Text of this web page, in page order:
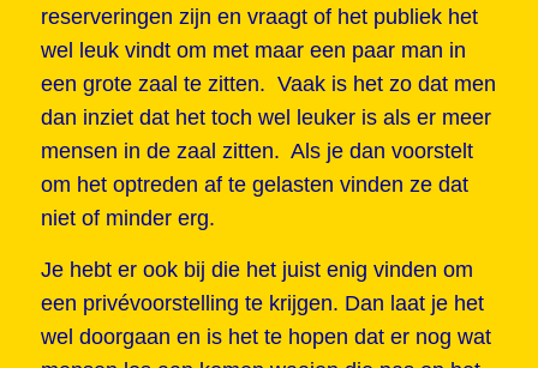
reserveringen zijn en vraagt of het publiek het
wel leuk vindt om met maar een paar man in
een grote zaal te zitten. Vaak is het zo dat men
dan inziet dat het toch wel leuker is als er meer
mensen in de zaal zitten. Als je dan voorstelt
om het optreden af te gelasten vinden ze dat
niet of minder erg.
Je hebt er ook bij die het juist enig vinden om
een privévoorstelling te krijgen. Dan laat je het
wel doorgaan en is het te hopen dat er nog wat